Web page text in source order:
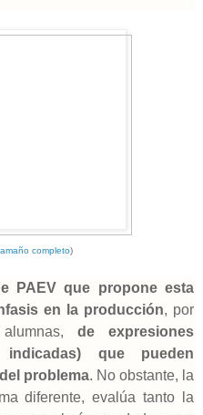
completo)
PAEV que propone esta
en la producción, por
de expresiones
indicadas) que pueden
problema. No obstante, la
diferente, evalúa tanto la